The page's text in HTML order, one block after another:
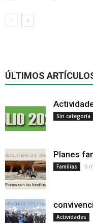
ÚLTIMOS
Sin categoría
Planes
Familias 6
Actividades